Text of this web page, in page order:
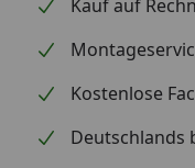
Kauf auf
Kostenlose
Deutschlands